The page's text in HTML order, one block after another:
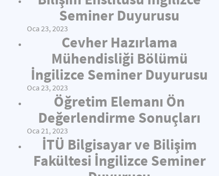
Seminer Duyurusu
Oca 23, 2023
Cevher Hazırlama
Mühendisliği Bölümü
İngilizce Seminer Duyurusu
Oca 23, 2023
Öğretim Elemanı Ön
Değerlendirme Sonuçları
Oca 21, 2023
İTÜ Bilgisayar ve Bilişim
Fakültesi İngilizce Seminer